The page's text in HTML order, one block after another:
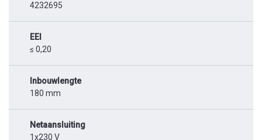
4232695
EEI
≤ 0,20
Inbouwlengte
180 mm
Netaansluiting
1x230 V